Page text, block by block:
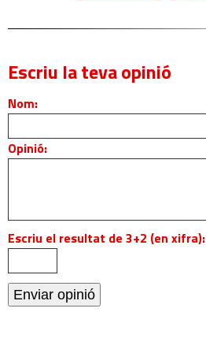
Escriu la teva opinió
Nom:
Opinió:
Escriu el resultat de 3+2 (en xifra):